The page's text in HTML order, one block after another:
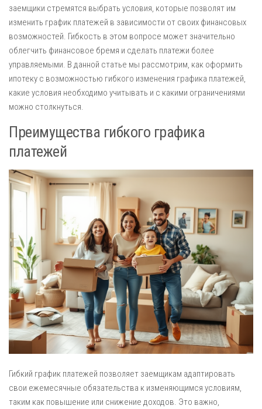
заемщики стремятся выбрать условия, которые позволят им
изменить график платежей в зависимости от своих финансовых
возможностей. Гибкость в этом вопросе может значительно
облегчить финансовое бремя и сделать платежи более
управляемыми. В данной статье мы рассмотрим, как оформить
ипотеку с возможностью гибкого изменения графика платежей,
какие условия необходимо учитывать и с какими ограничениями
можно столкнуться.
Преимущества гибкого графика
платежей
Гибкий график платежей позволяет заемщикам адаптировать
свои ежемесячные обязательства к изменяющимся условиям,
таким как повышение или снижение доходов. Это важно,